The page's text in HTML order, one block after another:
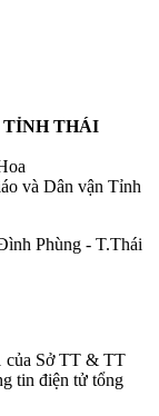
TỈNH THÁI
và Dân vận Tỉnh
Phùng - T.Thái
của Sở TT & TT
tin điện tử tổng